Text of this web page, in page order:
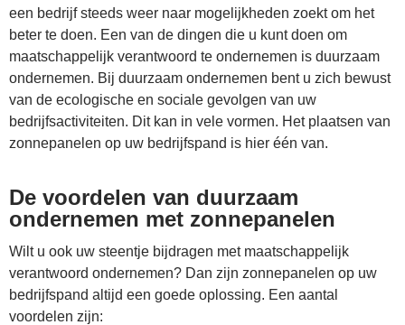
een bedrijf steeds weer naar mogelijkheden zoekt om het
beter te doen. Een van de dingen die u kunt doen om
maatschappelijk verantwoord te ondernemen is duurzaam
ondernemen. Bij duurzaam ondernemen bent u zich bewust
van de ecologische en sociale gevolgen van uw
bedrijfsactiviteiten. Dit kan in vele vormen. Het plaatsen van
zonnepanelen op uw bedrijfspand is hier één van.
De voordelen van duurzaam
ondernemen met zonnepanelen
Wilt u ook uw steentje bijdragen met maatschappelijk
verantwoord ondernemen? Dan zijn zonnepanelen op uw
bedrijfspand altijd een goede oplossing. Een aantal
voordelen zijn: